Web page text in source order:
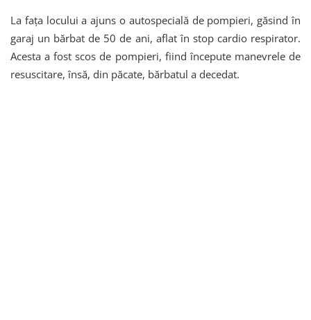
La fața locului a ajuns o autospecială de pompieri, găsind în
garaj un bărbat de 50 de ani, aflat în stop cardio respirator.
Acesta a fost scos de pompieri, fiind începute manevrele de
resuscitare, însă, din păcate, bărbatul a decedat.